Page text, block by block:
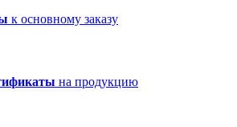
к основному заказу
на продукцию